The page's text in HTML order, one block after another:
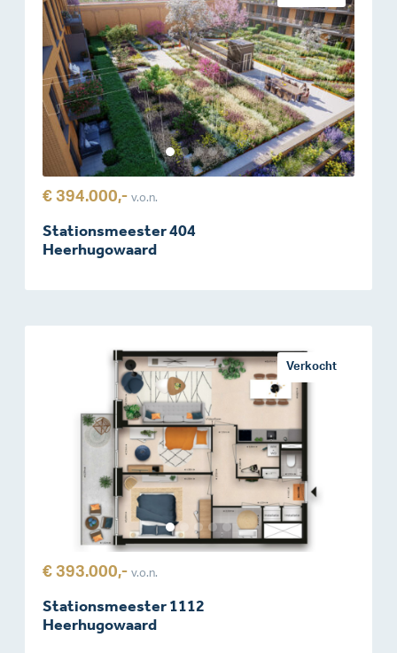
€ 394.000,- v.o.n.
Stationsmeester 404
Heerhugowaard
Verkocht
€ 393.000,- v.o.n.
Stationsmeester 1112
Heerhugowaard